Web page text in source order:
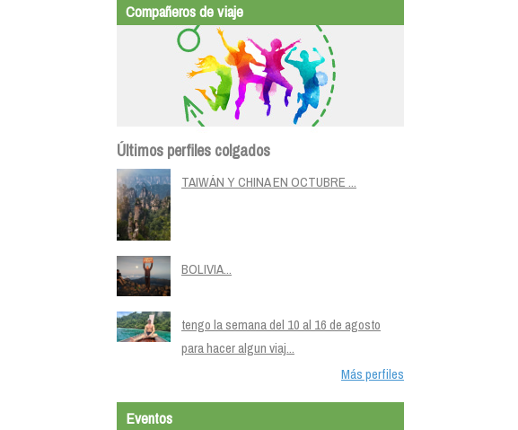
Compañeros de viaje
Últimos perfiles colgados
TAIWÁN Y CHINA EN OCTUBRE ...
BOLIVIA...
tengo la semana del 10 al 16 de agosto
para hacer algun viaj...
Más perfiles
Eventos